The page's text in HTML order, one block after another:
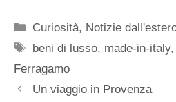
Categorie
Curiosità, Notizie
Tag
beni di lusso, made-in-italy,
Ferragamo
Un viaggio in Provenza